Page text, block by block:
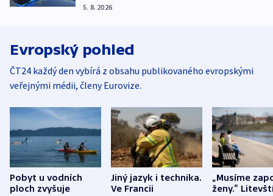
5. 8. 2026
Evropský pohled
ČT24 každý den vybírá z obsahu publikovaného evropskými
veřejnými médii, členy Eurovize.
Pobyt u vodních
ploch zvyšuje
Jiný jazyk i technika.
Ve Francii
„Musíme
ženy.“